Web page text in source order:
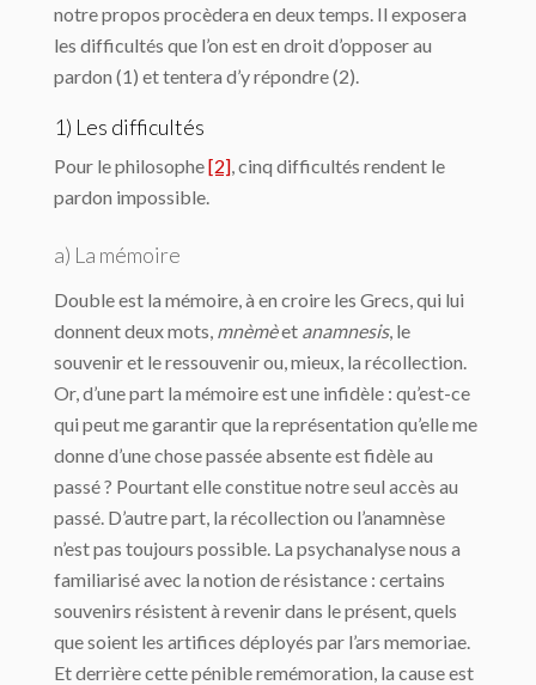
notre propos procèdera en deux temps. Il exposera
les difficultés que l’on est en droit d’opposer au
pardon (1) et tentera d’y répondre (2).
1) Les difficultés
Pour le philosophe[2] , cinq difficultés rendent le
pardon impossible.
a) La mémoire
Double est la mémoire, à en croire les Grecs, qui lui
donnent deux mots, mnèmèet anamnesis, le
souvenir et le ressouvenir ou, mieux, la récollection.
Or, d’une part la mémoire est une infidèle : qu’est-ce
qui peut me garantir que la représentation qu’elle me
donne d’une chose passée absente est fidèle au
passé ? Pourtant elle constitue notre seul accès au
passé. D’autre part, la récollection ou l’anamnèse
n’est pas toujours possible. La psychanalyse nous a
familiarisé avec la notion de résistance : certains
souvenirs résistent à revenir dans le présent, quels
que soient les artifices déployés par l’ars memoriae.
Et derrière cette pénible remémoration, la cause est